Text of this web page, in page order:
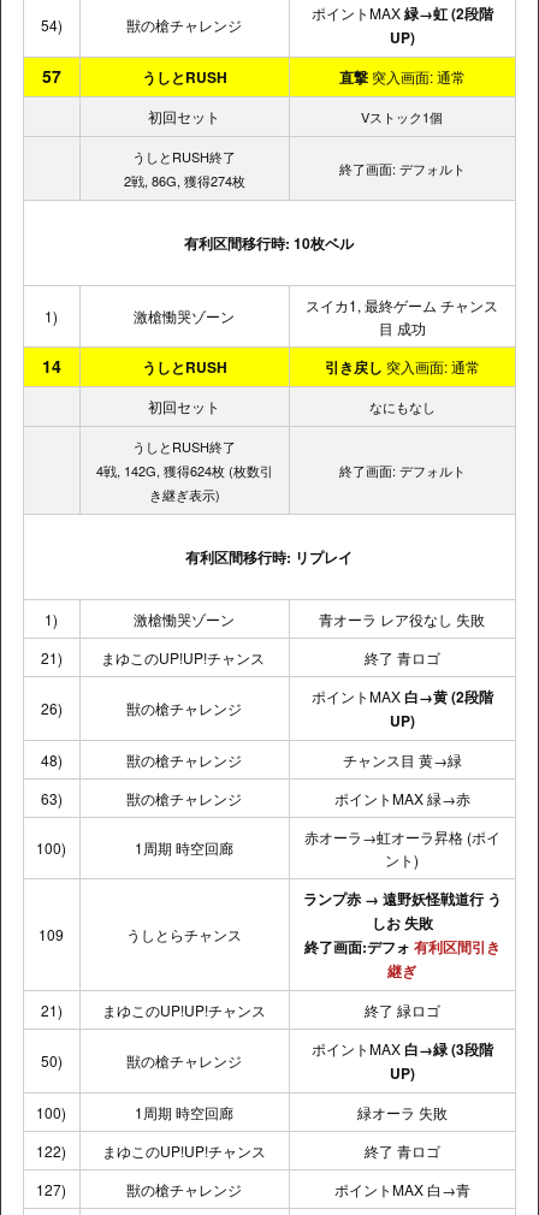
54) 獣の槍チャレンジ
ポイントMAX緑→虹 (2段階
UP)
57 うしとRUSH 直撃突入画面: 通常
初回セット
Vストック1個
うしとRUSH終了
2戦, 86G, 獲得274枚
終了画面: デフォルト
有利区間移行時: 10枚ベル
1) 激槍慟哭ゾーン
スイカ1, 最終ゲーム チャンス
目 成功
14 うしとRUSH 引き戻し 突入画面: 通常
初回セット
なにもなし
うしとRUSH終了
4戦, 142G, 獲得624枚 (枚数引
き継ぎ表示)
終了画面: デフォルト
有利区間移行時: リプレイ
1) 激槍慟哭ゾーン
青オーラ レア役なし 失敗
21)
まゆこのUP!UP!チャンス 終了 青ロゴ
26) 獣の槍チャレンジ
ポイントMAX 白→黄(2段階
UP)
48) 獣の槍チャレンジ
チャンス目 黄→緑
63)
獣の槍チャレンジ ポイントMAX 緑→赤
100) 1周期 時空回廊
赤オーラ→虹オーラ昇格 (ポイ
ント)
109 うしとらチャンス
ランプ赤 → 遠野妖怪戦道行 う
しお 失敗
終了画面:デフォ 有利区間引き
継ぎ
21) まゆこのUP!UP!チャンス 終了 緑ロゴ
50) 獣の槍チャレンジ
ポイントMAX 白→緑(3段階
UP)
100) 1周期 時空回廊
緑オーラ 失敗
122)
まゆこのUP!UP!チャンス
終了 青ロゴ
127)
獣の槍チャレンジ
ポイントMAX 白→青